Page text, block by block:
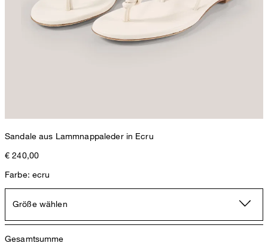
Sandale aus Lammnappaleder in Ecru
€ 240,00
Farbe: ecru
Größe wählen
Gesamtsumme